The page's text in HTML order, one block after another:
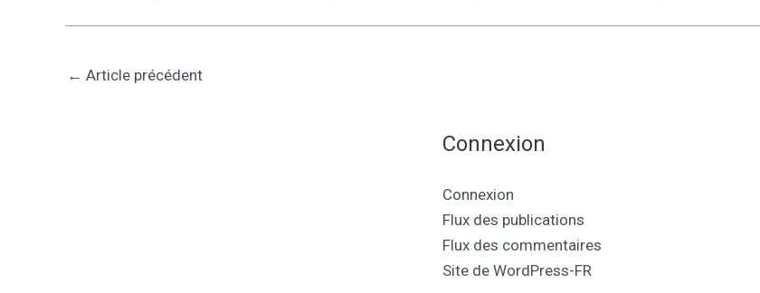
← Article précédent
Connexion
Connexion
Flux des publications
Flux des commentaires
Site de WordPress-FR